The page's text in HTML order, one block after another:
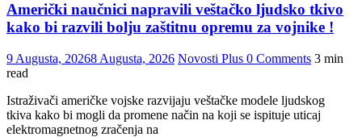
Američki naučnici napravili veštačko ljudsko tkivo
kako bi razvili bolju zaštitnu opremu za vojnike !
9 Augusta, 20268 Augusta, 2026 Novosti Plus 0 Comments 3 min
read
Istraživači američke vojske razvijaju veštačke modele ljudskog
tkiva kako bi mogli da promene način na koji se ispituje uticaj
elektromagnetnog zračenja na